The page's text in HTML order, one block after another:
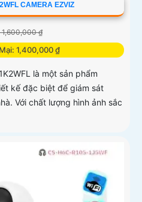
CAMERA EZVIZ
1,600,000 ₫
1,400,000 ₫
là một sản phẩm
kế đặc biệt để giám sát
Với chất lượng hình ảnh sắc